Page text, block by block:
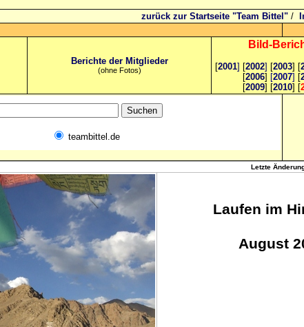
zurück zur Startseite "Team Bittel"/
Berichte der Mitglieder
(ohne Fotos)
Bild-B
[2001] [2002] [2003] [
[2006] [2007] [
[2009] [2010] [
teambittel.de
Letzte
Laufen im
August